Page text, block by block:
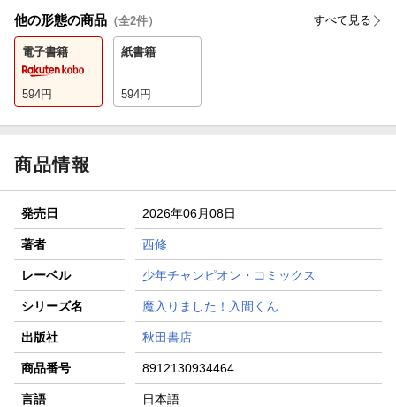
他の形態の商品 （全2件） すべて見る
電子書籍
594円
紙書籍
594円
商品情報
発売日 2026年06月08日
著者 西修
レーベル 少年チャンピオン・コミックス
シリーズ名 魔入りました！入間くん
出版社 秋田書店
商品番号 8912130934464
言語 日本語